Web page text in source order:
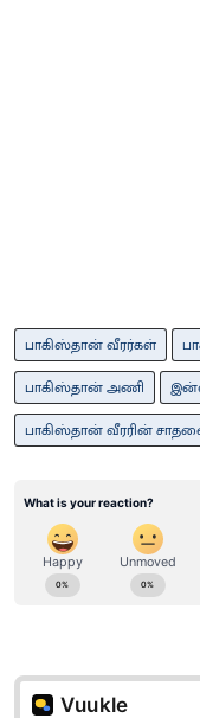
பாகிஸ்தான் வீரர்கள்
பாகிஸ்தான் அணி
பாகிஸ்தான் வீரரின்